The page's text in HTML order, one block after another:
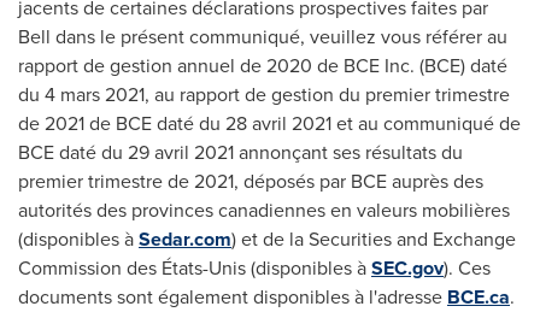
jacents de certaines déclarations prospectives faites par
Bell dans le présent communiqué, veuillez vous référer au
rapport de gestion annuel de 2020 de BCE Inc. (BCE) daté
du 4 mars 2021, au rapport de gestion du premier trimestre
de 2021 de BCE daté du 28 avril 2021 etau communiqué de
BCE daté du 29 avril 2021 annonçant ses résultats du
premier trimestre de 2021, déposés par BCE auprès des
autorités des provinces canadiennes en valeurs mobilières
(disponibles àSedar.com) et de la Securities and Exchange
Commission des États-Unis (disponibles àSEC.gov). Ces
documents sont également disponibles à l'adresse BCE.ca.